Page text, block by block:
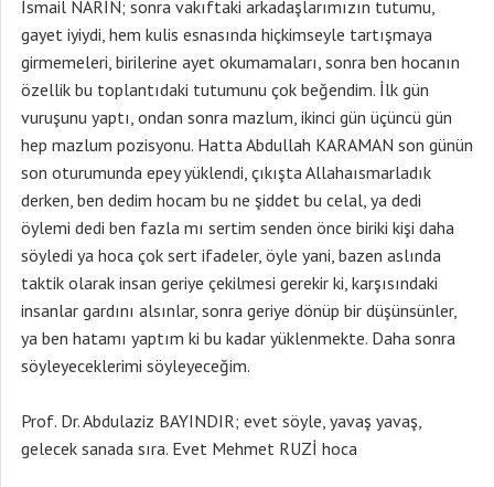
İsmail NARİN; sonra vakıftaki arkadaşlarımızın tutumu,
gayet iyiydi, hem kulis esnasında hiçkimseyle tartışmaya
girmemeleri, birilerine ayet okumamaları, sonra ben hocanın
özellik bu toplantıdaki tutumunu çok beğendim. İlk gün
vuruşunu yaptı, ondan sonra mazlum, ikinci gün üçüncü gün
hep mazlum pozisyonu. Hatta Abdullah KARAMAN son günün
son oturumunda epey yüklendi, çıkışta Allahaısmarladık
derken, ben dedim hocam bu ne şiddet bu celal, ya dedi
öylemi dedi ben fazla mı sertim senden önce biriki kişi daha
söyledi ya hoca çok sert ifadeler, öyle yani, bazen aslında
taktik olarak insan geriye çekilmesi gerekir ki, karşısındaki
insanlar gardını alsınlar, sonra geriye dönüp bir düşünsünler,
ya ben hatamı yaptım ki bu kadar yüklenmekte. Daha sonra
söyleyeceklerimi söyleyeceğim.
Prof. Dr. Abdulaziz BAYINDIR; evet söyle, yavaş yavaş,
gelecek sanada sıra. Evet Mehmet RUZİ hoca